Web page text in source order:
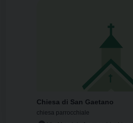
Chiesa di San Gaetano
chiesa parrocchiale